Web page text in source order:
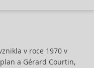
v roce 1970 v
a Gérard Courtin,